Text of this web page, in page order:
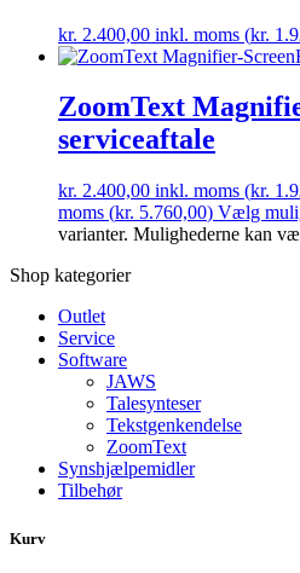
kr. 2.400,00 inkl. moms (kr.
ZoomText
serviceaftale
kr. 2.400,00 inkl. moms (kr.
moms (kr. 5.760,00) Vælg
varianter. Mulighederne kan
Shop kategorier
Outlet
Service
Software
JAWS
Talesynteser
Tekstgenkendelse
ZoomText
Synshjælpemidler
Tilbehør
Kurv